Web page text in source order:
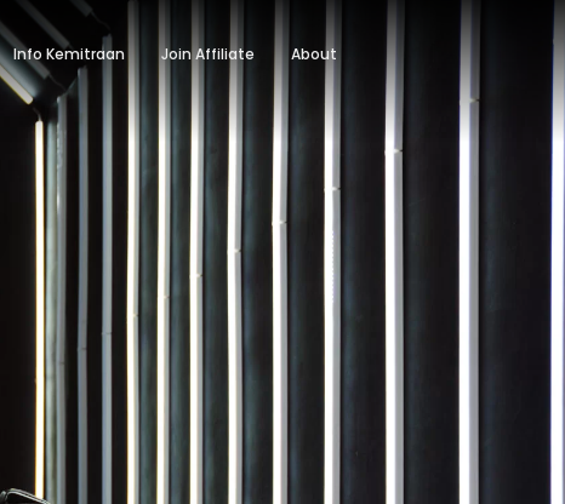
Info Kemitraan Join Affiliate About